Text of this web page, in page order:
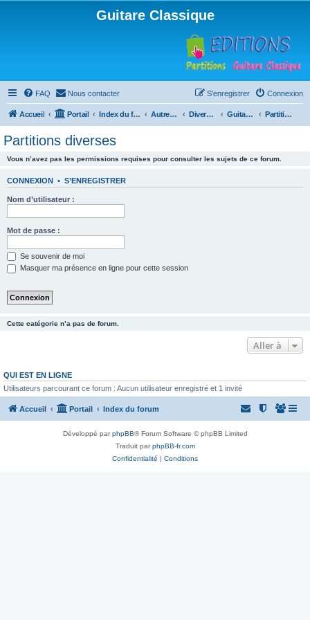
Guitare Classique
FAQ Nous contacter Connexion
S’enregistrer
Accueil Portail Index du forum Autres instruments à cordes pincées, ou styles Divers instruments Guitare acoustique ("folk") Partitions diverses
Partitions diverses
Vous n’avez pas les permissions requises pour consulter les sujets de ce forum.
CONNEXION • S’ENREGISTRER
Nom d’utilisateur :
Mot de passe :
Se souvenir de moi
Masquer ma présence en ligne pour cette session
Cette catégorie n’a pas de forum.
Aller à
QUI EST EN LIGNE
Utilisateurs parcourant ce forum : Aucun utilisateur enregistré et 1 invité
Accueil Portail Index du forum
Développé parphpBB® Forum Software © phpBB Limited
Traduit parphpBB-fr.com
Confidentialité | Conditions